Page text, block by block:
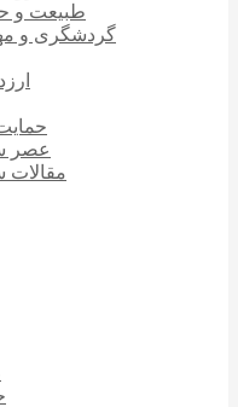
طبیعت و
گردشگری و
عصر
مقالات